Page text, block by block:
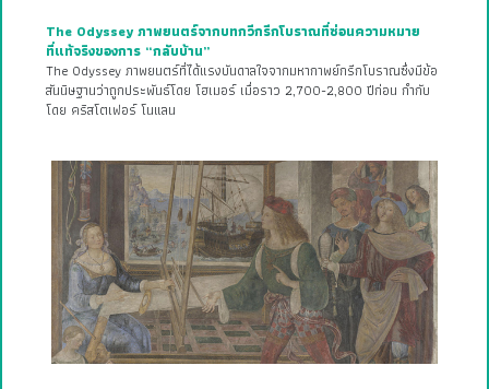
The Odyssey ภาพยนตร์จากบทกวีกรีกโบราณที่ซ่อนความหมาย
ที่แท้จริงของการ “กลับบ้าน”
The Odyssey ภาพยนตร์ที่ได้แรงบันดาลใจจากมหากาพย์กรีกโบราณซึ่งมีข้อ
สันนิษฐานว่าถูกประพันธ์โดย โฮเมอร์ เมื่อราว 2,700-2,800 ปีก่อน กำกับ
โดย คริสโตเฟอร์ โนแลน